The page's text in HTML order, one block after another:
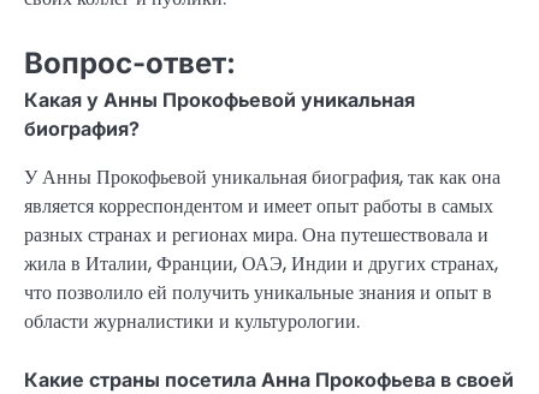
Вопрос-ответ:
Какая у Анны Прокофьевой уникальная
биография?
У Анны Прокофьевой уникальная биография, так как она
является корреспондентом и имеет опыт работы в самых
разных странах и регионах мира. Она путешествовала и
жила в Италии, Франции, ОАЭ, Индии и других странах,
что позволило ей получить уникальные знания и опыт в
области журналистики и культурологии.
Какие страны посетила Анна Прокофьева в своей